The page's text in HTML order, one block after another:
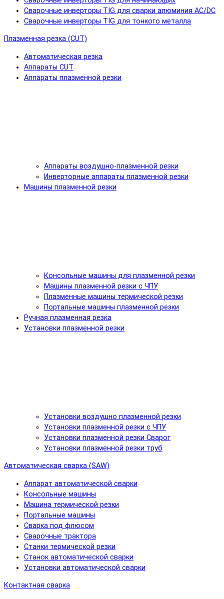
Сварочные инверторы TIG для сварки алюминия AC/DC
Сварочные инверторы TIG для тонкого металла
Плазменная резка (CUT)
Автоматическая резка
Аппараты CUT
Аппараты плазменной резки
Аппараты воздушно-плазменной резки
Инверторные аппараты плазменной резки
Машины плазменной резки
Консольные машины для плазменной резки
Машины плазменной резки с ЧПУ
Плазменные машины термической резки
Портальные машины плазменной резки
Ручная плазменная резка
Установки плазменной резки
Установки воздушно плазменной резки
Установки плазменной резки с ЧПУ
Установки плазменной резки Сварог
Установки плазменной резки труб
Автоматическая сварка (SAW)
Аппарат автоматической сварки
Консольные машины
Машина термической резки
Портальные машины
Сварка под флюсом
Сварочные трактора
Станки термической резки
Станок автоматической сварки
Установки автоматической сварки
Контактная сварка